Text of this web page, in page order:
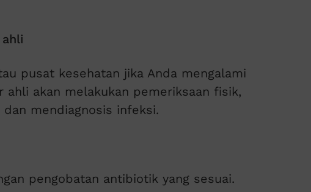
pusat kesehatan jika Anda mengalami
ahli akan melakukan pemeriksaan fisik,
mendiagnosis infeksi.
pengobatan antibiotik yang sesuai.